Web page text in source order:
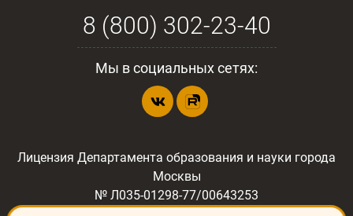
8 (800) 302-23-40
Мы в социальных сетях:
Лицензия Департамента образования и науки города
Москвы
№ Л035-01298-77/00643253